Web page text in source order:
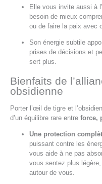
Elle vous invite aussi à l’
besoin de mieux
ou de faire la paix avec
Son énergie subtile
prises de décisions et
sert plus.
Bienfaits de
obsidienne
Porter l’œil de tigre et
d’un équilibre rare entre force,
Une protection
puissant contre les
vous aide à ne pas
vous sentez plus
autour de vous.